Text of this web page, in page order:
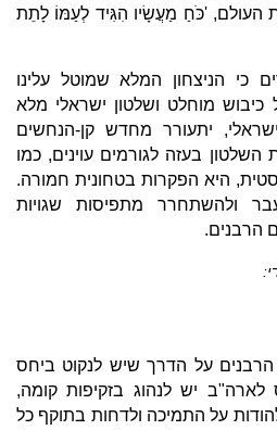
העולם, 'כֹּחַ מַעֲשָׂיו הִגִּיד לְעַמּוֹ לָתֵת
כי הניצחון המלא שמוטל עלינו
כיבוש מוחלט ושלטון ישראלי מלא
יתעורר מחדש קן-הנחשים
בעזה לגורמים עוינים, כמו
היא הפקרות בטחונית חמורה.
ולהשתחרר מתפיסות שגויות
הרבנים.
על הדרך שיש לנקוט ביחס
יש לנהוג בזקיפות קומה,
על התמיכה ולדחות בתוקף כל